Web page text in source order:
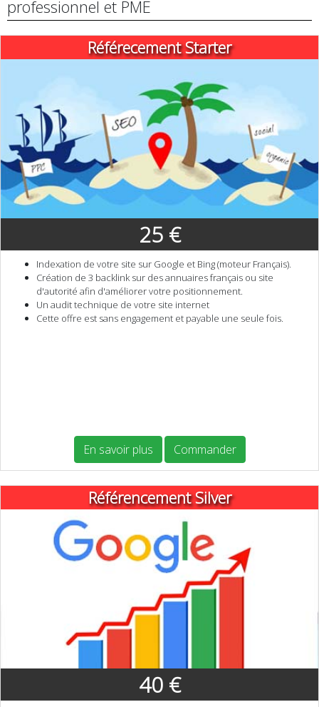
professionnel et PME
Référecement Starter
25 €
Indexation de votre site sur Google et Bing (moteur Français).
Création de 3 backlink sur des annuaires français ou site
d'autorité afin d'améliorer votre positionnement.
Un audit technique de votre site internet
Cette offre est sans engagement et payable une seule fois.
En savoir plus Commander
Référencement Silver
40 €